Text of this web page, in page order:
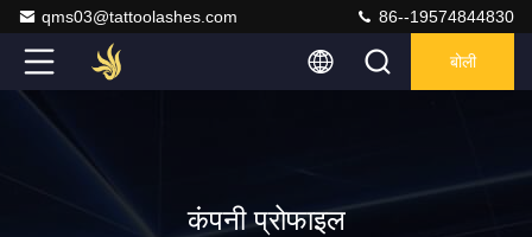
qms03@tattoolashes.com 86--19574844830
बोली
कंपनी प्रोफाइल